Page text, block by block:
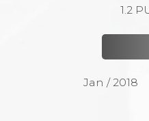
1.2
Jan / 2018